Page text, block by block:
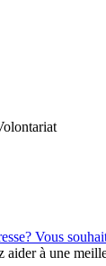
Vous
aider à une